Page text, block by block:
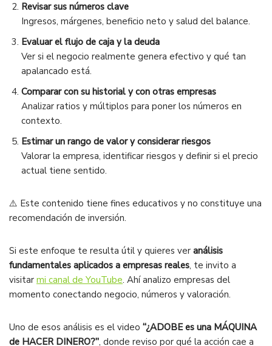
Revisar sus números clave
Ingresos, márgenes, beneficio neto y salud del balance.
Evaluar el flujo de caja y la deuda
Ver si el negocio realmente genera efectivo y qué tan
apalancado está.
Comparar con su historial y con otras empresas
Analizar ratios y múltiplos para poner los números en
contexto.
Estimar un rango de valor y considerar riesgos
Valorar la empresa, identificar riesgos y definir si el precio
actual tiene sentido.
⚠️ Este contenido tiene fines educativos y no constituye una
recomendación de inversión.
Si este enfoque te resulta útil y quieres ver análisis
fundamentales aplicados a empresas reales, te invito a
visitar mi canal de YouTube. Ahí analizo empresas del
momento conectando negocio, números y valoración.
Uno de esos análisis es el video “¿ADOBE es una MÁQUINA
de HACER DINERO?”, donde reviso por qué la acción cae a